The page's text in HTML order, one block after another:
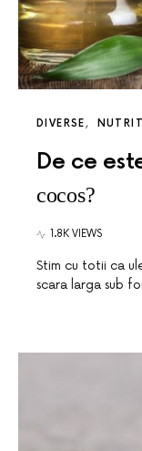
DIVERSE
De ce
cocos?
1.8K VIEWS
Stim cu totii ca
scara larga sub